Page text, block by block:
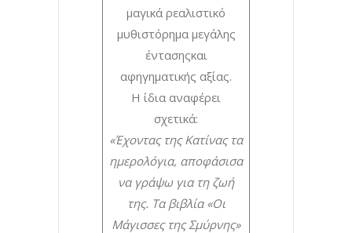
μαγικά ρεαλιστικό
μυθιστόρημα μεγάλης
έντασηςκαι
αφηγηματικής αξίας.
Η ίδια αναφέρει
σχετικά:
«Έχοντας της Κατίνας τα
ημερολόγια, αποφάσισα
να γράψω για τη ζωή
της. Τα βιβλία «Οι
Μάγισσες της Σμύρνης»